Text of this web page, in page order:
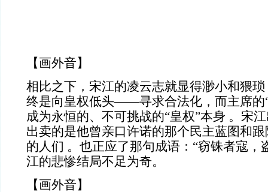
【画外音】
相比之下，宋江的凌云志就显得渺小和猥
终是向皇权低头——寻求合法化，而主席的
成为永恒的、不可挑战的“皇权”本身 。宋
出卖的是他曾亲口许诺的那个民主蓝图和
的人们 。也正应了那句成语：“窃铢者寇，
江的悲惨结局不足为奇。
【画外音】